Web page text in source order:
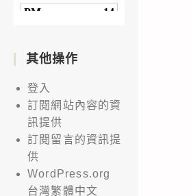
其他操作
登入
訂閱網站內容的資
訊提供
訂閱留言的資訊提
供
WordPress.org
台灣繁體中文